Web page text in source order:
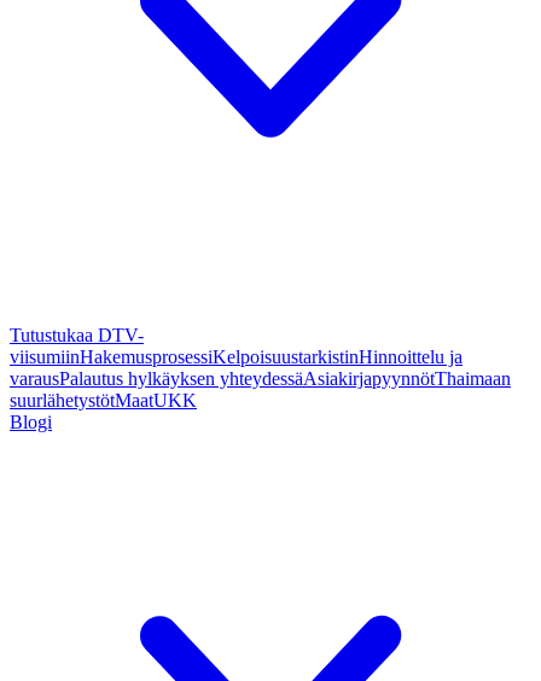
Tutustukaa DTV-
viisumiinHakemusprosessiKelpoisuustarkistinHinnoittelu ja
varausPalautus hylkäyksen yhteydessäAsiakirjapyynnötThaimaan
suurlähetystötMaatUKK
Blogi